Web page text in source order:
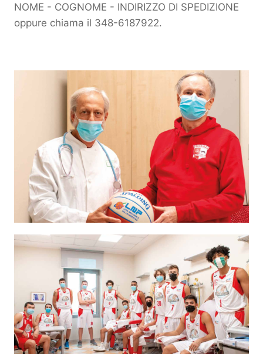
NOME - COGNOME - INDIRIZZO DI SPEDIZIONE
oppure chiama il 348-6187922.